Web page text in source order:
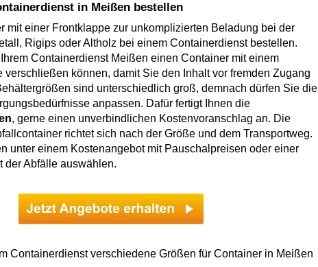
in Meißen bestellen
mit einer Frontklappe zur unkomplizierten Beladung bei der
Rigips oder Altholz bei einem Containerdienst bestellen.
Containerdienst Meißen einen Container mit einem
verschließen können, damit Sie den Inhalt vor fremden Zugang
sind unterschiedlich groß, demnach dürfen Sie die
anpassen. Dafür fertigt Ihnen die
, gerne einen unverbindlichen Kostenvoranschlag an. Die
richtet sich nach der Größe und dem Transportweg.
unter einem Kostenangebot mit Pauschalpreisen oder einer
der Abfälle auswählen.
Containerdienst verschiedene Größen für Container in Meißen